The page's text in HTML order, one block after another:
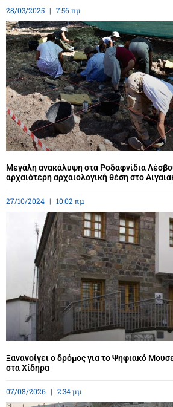
28/03/2025 7:56 πμ
Μεγάλη ανακάλυψη στα Ροδαφνίδια
αρχαιότερη αρχαιολογική θέση στο
27/10/2024 10:02 πμ
Ξανανοίγει ο δρόμος για το Ψηφιακό
στα Χίδηρα
07/08/2026 2:34 μμ